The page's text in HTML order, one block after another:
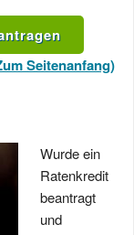
Seitenanfang)
Wurde ein
Ratenkredit
beantragt
und